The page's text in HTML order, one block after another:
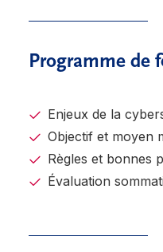
Programme de
Enjeux de la
Objectif et moyen
Règles et bonnes
Évaluation